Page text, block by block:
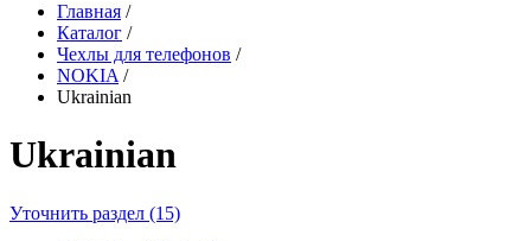
Главная /
Каталог /
Чехлы для телефонов /
NOKIA /
Ukrainian
Ukrainian
Уточнить раздел (15)